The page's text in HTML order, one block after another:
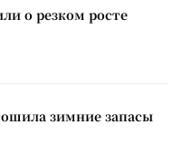
о резком росте
зимние запасы